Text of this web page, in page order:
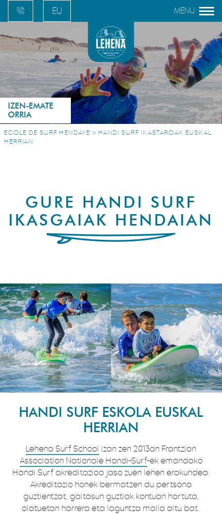
EN
ES
EU
IZEN-EMATE
ORRIA
ECOLE DE SURF HENDAYE » HANDI SURF IKASTAROAK EUSKAL
HERRIAN
GURE HANDI SURF
IKASGAIAK HENDAIAN
HANDI SURF ESKOLA EUSKAL
HERRIAN
Lehena Surf School izan zen 2013an Frantzian
Association Nationale Handi-Surf-ek emandako
Handi Surf akreditazioa jaso zuen lehen erakundea.
Akreditazio honek bermatzen du pertsona
guztientzat, gaitasun guztiak kontuan hartuta,
olatuetan harrera eta laguntza maila altu bat.